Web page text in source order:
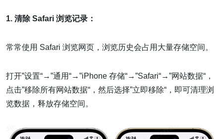
1. 清除 Safari 浏览记录：
常常使用 Safari 浏览网页，浏览历史会占用大量存储空间。
打开”设置“→”通用“→”iPhone 存储“→”Safari“→”网站数据“，
点击”移除所有网站数据“，然后选择”立即移除“，即可清理浏
览数据，释放存储空间。